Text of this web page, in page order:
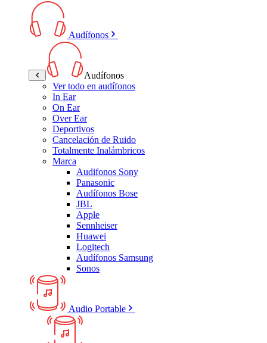
Audífonos
Audífonos
Ver todo en audífonos
In Ear
On Ear
Over Ear
Deportivos
Cancelación de Ruido
Totalmente Inalámbricos
Marca
Audifonos Sony
Panasonic
Audífonos Bose
JBL
Apple
Sennheiser
Huawei
Logitech
Audífonos Samsung
Sonos
Audio Portable